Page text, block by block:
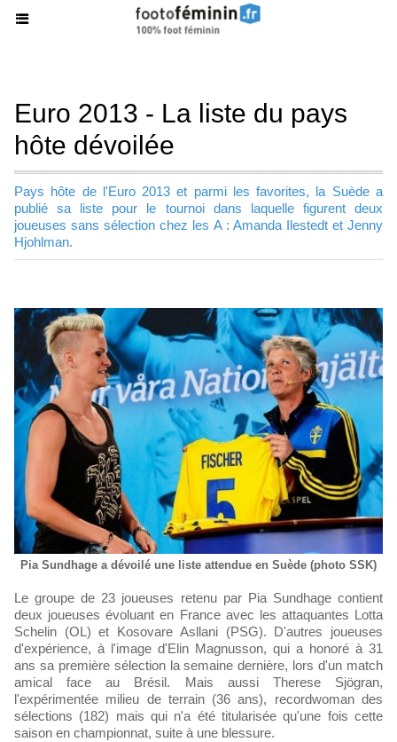
Euro 2013 - La liste du pays
hôte dévoilée
Pays hôte de l'Euro 2013 et parmi les favorites, la Suède a
publié sa liste pour le tournoi dans laquelle figurent deux
joueuses sans sélection chez les A : Amanda Ilestedt et Jenny
Hjohlman.
Pia Sundhage a dévoilé une liste attendue en Suède (photo SSK)
Le groupe de 23 joueuses retenu par Pia Sundhage contient
deux joueuses évoluant en France avec les attaquantes Lotta
Schelin (OL) et Kosovare Asllani (PSG). D'autres joueuses
d'expérience, à l'image d'Elin Magnusson, qui a honoré à 31
ans sa première sélection la semaine dernière, lors d'un match
amical face au Brésil. Mais aussi Therese Sjögran,
l'expérimentée milieu de terrain (36 ans), recordwoman des
sélections (182) mais qui n'a été titularisée qu'une fois cette
saison en championnat, suite à une blessure.